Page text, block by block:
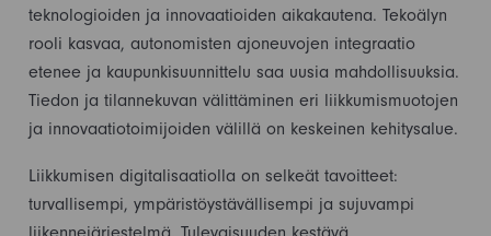
teknologioiden ja innovaatioiden aikakautena. Tekoälyn
rooli kasvaa, autonomisten ajoneuvojen integraatio
etenee ja kaupunkisuunnittelu saa uusia mahdollisuuksia.
Tiedon ja tilannekuvan välittäminen eri liikkumismuotojen
ja innovaatiotoimijoiden välillä on keskeinen kehitysalue.
Liikkumisen digitalisaatiolla on selkeät tavoitteet:
turvallisempi, ympäristöystävällisempi ja sujuvampi